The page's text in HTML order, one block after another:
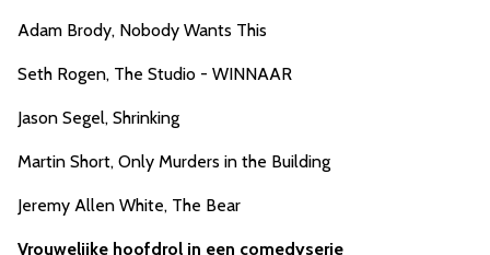
Adam Brody, Nobody Wants This
Seth Rogen, The Studio - WINNAAR
Jason Segel, Shrinking
Martin Short, Only Murders in the Building
Jeremy Allen White, The Bear
Vrouwelijke hoofdrol in een comedyserie